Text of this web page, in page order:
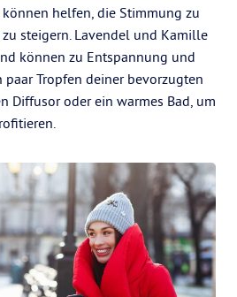
helfen, die Stimmung zu
steigern. Lavendel und Kamille
können zu Entspannung und
paar Tropfen deiner bevorzugten
Diffusor oder ein warmes Bad, um